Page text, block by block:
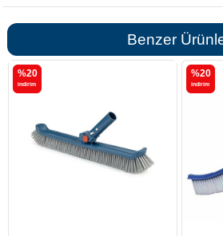
Benzer
%20
i̇ndirim
%20
i̇ndirim